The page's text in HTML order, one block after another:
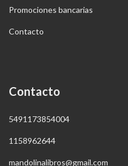
Promociones bancarias
Contacto
Contacto
5491173854004
1158962644
mandolinalibros@gmail.com